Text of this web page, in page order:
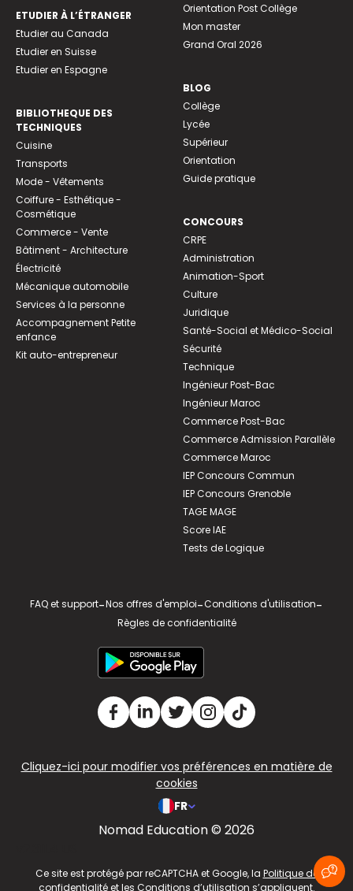
ETUDIER À L’ÉTRANGER
Etudier au Canada
Etudier en Suisse
Etudier en Espagne
BIBLIOTHEQUE DES
TECHNIQUES
Cuisine
Transports
Mode - Vêtements
Coiffure - Esthétique -
Cosmétique
Commerce - Vente
Bâtiment - Architecture
Électricité
Mécanique automobile
Services à la personne
Accompagnement Petite
enfance
Kit auto-entrepreneur
Orientation Post Collège
Mon master
Grand Oral 2026
BLOG
Collège
Lycée
Supérieur
Orientation
Guide pratique
CONCOURS
CRPE
Administration
Animation-Sport
Culture
Juridique
Santé-Social et Médico-Social
Sécurité
Technique
Ingénieur Post-Bac
Ingénieur Maroc
Commerce Post-Bac
Commerce Admission Parallèle
Commerce Maroc
IEP Concours Commun
IEP Concours Grenoble
TAGE MAGE
Score IAE
Tests de Logique
FAQ et support-Nos offres d'emploi-Conditions d'utilisation-
Règles de confidentialité
Cliquez-ici pour modifier vos préférences en matière de
cookies
FR
Nomad Education © 2026
Ce site est protégé par reCAPTCHA et Google, la Politique de
confidentialitéet les Conditions d’utilisation s’appliquent.